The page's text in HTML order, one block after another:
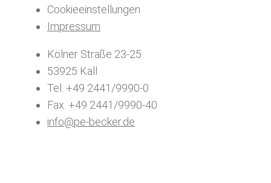
Cookieeinstellungen
Impressum
Kölner Straße 23-25
53925 Kall
Tel. +49 2441/9990-0
Fax. +49 2441/9990-40
info@pe-becker.de